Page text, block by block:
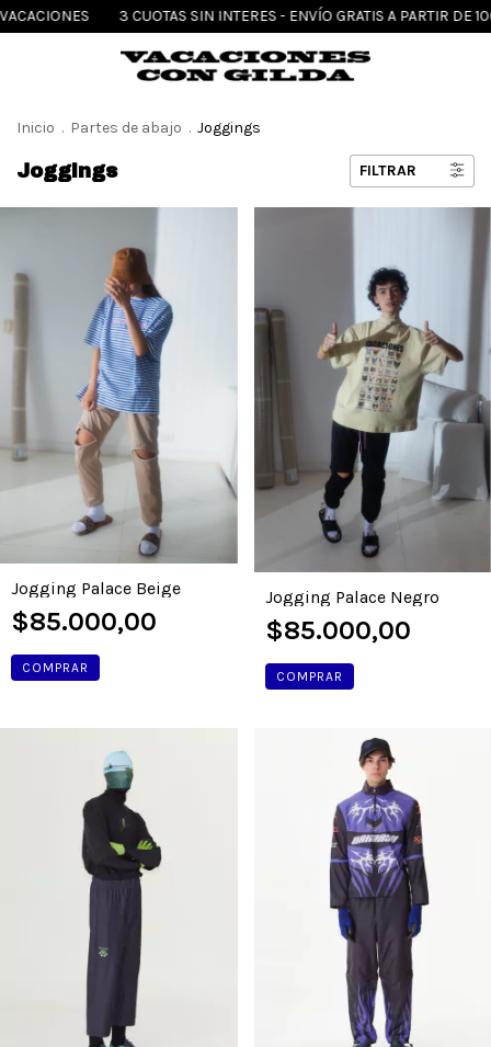
3 CUOTAS SIN INTERES - ENVÍO GRATIS A PARTIR DE 100K -
Inicio . Partes de abajo . Joggings
Joggings FILTRAR
Jogging Palace Beige
$85.000,00
COMPRAR
Jogging Palace Negro
$85.000,00
COMPRAR